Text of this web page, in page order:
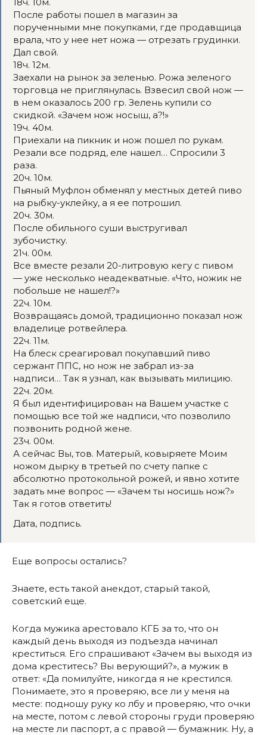
После работы пошел в магазин за
порученными мне покупками, где продавщица
врала, что у нее нет ножа — отрезать грудинки.
Дал свой.
18ч. 12м.
Заехали на рынок за зеленью. Рожа зеленого
торговца не приглянулась. Взвесил свой нож —
в нем оказалось 200 гр. Зелень купили со
скидкой. «Зачем нож носыш, а?!»
19ч. 40м.
Приехали на пикник и нож пошел по рукам.
Резали все подряд, еле нашел… Спросили 3
раза.
20ч. 10м.
Пьяный Муфлон обменял у местных детей пиво
на рыбку-уклейку, а я ее потрошил.
20ч. 30м.
После обильного суши выстругивал
зубочистку.
21ч. 00м.
Все вместе резали 20-литровую кегу с пивом
— уже несколько неадекватные. «Что, ножик не
побольше не нашел!?»
22ч. 10м.
Возвращаясь домой, традиционно показал нож
владелице ротвейлера.
22ч. 11м.
На блеск среагировал покупавший пиво
сержант ППС, но нож не забрал из-за
надписи… Так я узнал, как вызывать милицию.
22ч. 20м.
Я был идентифицирован на Вашем участке с
помощью все той же надписи, что позволило
позвонить родной жене.
23ч. 00м.
А сейчас Вы, тов. Матерый, ковыряете Моим
ножом дырку в третьей по счету папке с
абсолютно протокольной рожей, и явно хотите
задать мне вопрос — «Зачем ты носишь нож?»
Так я готов ответить!
Дата, подпись.
Еще вопросы остались?
Знаете, есть такой анекдот, старый такой,
советский еще.
Когда мужика арестовало КГБ за то, что он
каждый день выходя из подъезда начинал
креститься. Его спрашивают «Зачем вы выходя из
дома креститесь? Вы верующий?», а мужик в
ответ: «Да помилуйте, никогда я не крестился.
Понимаете, это я проверяю, все ли у меня на
месте: подношу руку ко лбу и проверяю, что очки
на месте, потом с левой стороны груди проверяю
на месте ли паспорт, а с правой — бумажник. Ну, а